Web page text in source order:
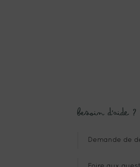
Besoin d’aide ?
Demande de